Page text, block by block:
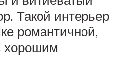
Такой интерьер
романтичной,
хорошим